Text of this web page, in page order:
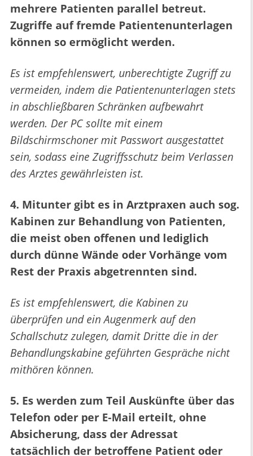
mehrere Patienten parallel betreut.
Zugriffe auf fremde Patientenunterlagen
können so ermöglicht werden.
Es ist empfehlenswert, unberechtigte Zugriff zu
vermeiden, indem die Patientenunterlagen stets
in abschließbaren Schränken aufbewahrt
werden. Der PC sollte mit einem
Bildschirmschoner mit Passwort ausgestattet
sein, sodass eine Zugriffsschutz beim Verlassen
des Arztes gewährleisten ist.
4. Mitunter gibt es in Arztpraxen auch sog.
Kabinen zur Behandlung von Patienten,
die meist oben offenen und lediglich
durch dünne Wände oder Vorhänge vom
Rest der Praxis abgetrennten sind.
Es ist empfehlenswert, die Kabinen zu
überprüfen und ein Augenmerk auf den
Schallschutz zulegen, damit Dritte die in der
Behandlungskabine geführten Gespräche nicht
mithören können.
5. Es werden zum Teil Auskünfte über das
Telefon oder per E-Mail erteilt, ohne
Absicherung, dass der Adressat
tatsächlich der betroffene Patient oder